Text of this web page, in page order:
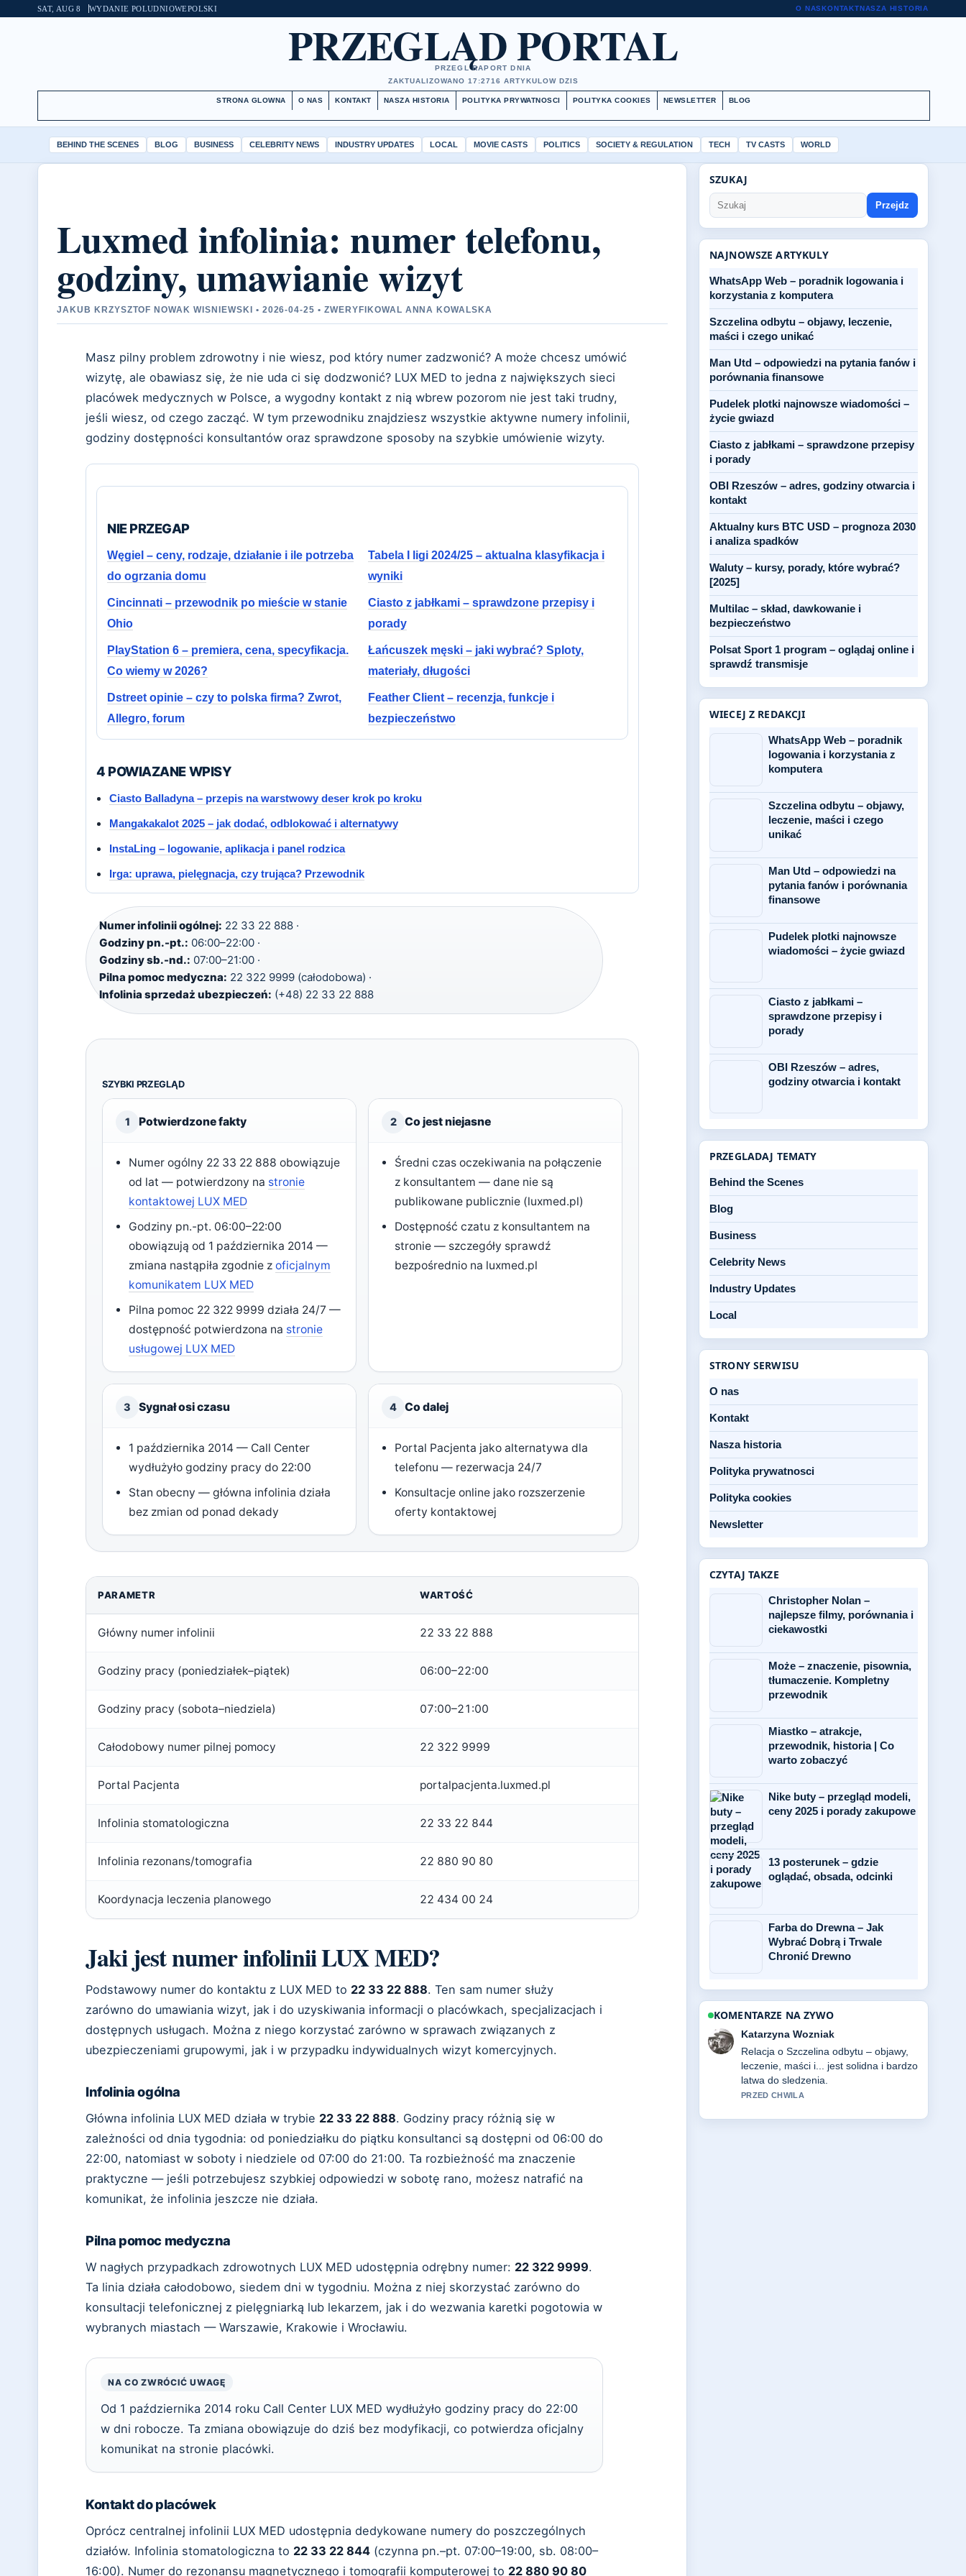
SAT, AUG 8 WYDANIE POLUDNIOWEPOLSKI O NASKONTAKTNASZA HISTORIA
PRZEGLĄD PORTAL
PRZEGL RAPORT DNIA
ZAKTUALIZOWANO 17:2716 ARTYKULOW DZIS
STRONA GLOWNA O NAS KONTAKT NASZA HISTORIA POLITYKA PRYWATNOSCI POLITYKA COOKIES NEWSLETTER BLOG
BEHIND THE SCENES BLOG BUSINESS CELEBRITY NEWS INDUSTRY UPDATES LOCAL MOVIE CASTS POLITICS SOCIETY & REGULATION TECH TV CASTS WORLD
Luxmed infolinia: numer telefonu,
godziny, umawianie wizyt
JAKUB KRZYSZTOF NOWAK WISNIEWSKI • 2026-04-25 • ZWERYFIKOWAL ANNA KOWALSKA
Masz pilny problem zdrowotny i nie wiesz, pod który numer zadzwonić? A może chcesz umówić
wizytę, ale obawiasz się, że nie uda ci się dodzwonić? LUX MED to jedna z największych sieci
placówek medycznych w Polsce, a wygodny kontakt z nią wbrew pozorom nie jest taki trudny,
jeśli wiesz, od czego zacząć. W tym przewodniku znajdziesz wszystkie aktywne numery infolinii,
godziny dostępności konsultantów oraz sprawdzone sposoby na szybkie umówienie wizyty.
NIE PRZEGAP
Węgiel – ceny, rodzaje, działanie i ile potrzeba
do ogrzania domu
Tabela I ligi 2024/25 – aktualna klasyfikacja i
wyniki
Cincinnati – przewodnik po mieście w stanie
Ohio
Ciasto z jabłkami – sprawdzone przepisy i
porady
PlayStation 6 – premiera, cena, specyfikacja.
Co wiemy w 2026?
Łańcuszek męski – jaki wybrać? Sploty,
materiały, długości
Dstreet opinie – czy to polska firma? Zwrot,
Allegro, forum
Feather Client – recenzja, funkcje i
bezpieczeństwo
4 POWIAZANE WPISY
Ciasto Balladyna – przepis na warstwowy deser krok po kroku
Mangakakalot 2025 – jak dodać, odblokować i alternatywy
InstaLing – logowanie, aplikacja i panel rodzica
Irga: uprawa, pielęgnacja, czy trująca? Przewodnik
Numer infolinii ogólnej: 22 33 22 888 ·
Godziny pn.-pt.: 06:00–22:00 ·
Godziny sb.-nd.: 07:00–21:00 ·
Pilna pomoc medyczna: 22 322 9999 (całodobowa) ·
Infolinia sprzedaż ubezpieczeń: (+48) 22 33 22 888
SZYBKI PRZEGLĄD
1 Potwierdzone fakty
Numer ogólny 22 33 22 888 obowiązuje
od lat — potwierdzony na stronie
kontaktowej LUX MED
Godziny pn.-pt. 06:00–22:00
obowiązują od 1 października 2014 —
zmiana nastąpiła zgodnie zoficjalnym
komunikatem LUX MED
Pilna pomoc 22 322 9999 działa 24/7 —
dostępność potwierdzona na stronie
usługowej LUX MED
2 Co jest niejasne
Średni czas oczekiwania na połączenie
z konsultantem — dane nie są
publikowane publicznie (luxmed.pl)
Dostępność czatu z konsultantem na
stronie — szczegóły sprawdź
bezpośrednio na luxmed.pl
3 Sygnał osi czasu
1 października 2014 — Call Center
wydłużyło godziny pracy do 22:00
Stan obecny — główna infolinia działa
bez zmian od ponad dekady
4 Co dalej
Portal Pacjenta jako alternatywa dla
telefonu — rezerwacja 24/7
Konsultacje online jako rozszerzenie
oferty kontaktowej
PARAMETR WARTOŚĆ
Główny numer infolinii 22 33 22 888
Godziny pracy (poniedziałek–piątek) 06:00–22:00
Godziny pracy (sobota–niedziela) 07:00–21:00
Całodobowy numer pilnej pomocy 22 322 9999
Portal Pacjenta portalpacjenta.luxmed.pl
Infolinia stomatologiczna 22 33 22 844
Infolinia rezonans/tomografia 22 880 90 80
Koordynacja leczenia planowego 22 434 00 24
Jaki jest numer infolinii LUX MED?
Podstawowy numer do kontaktu z LUX MED to 22 33 22 888. Ten sam numer służy
zarówno do umawiania wizyt, jak i do uzyskiwania informacji o placówkach, specjalizacjach i
dostępnych usługach. Można z niego korzystać zarówno w sprawach związanych z
ubezpieczeniami grupowymi, jak i w przypadku indywidualnych wizyt komercyjnych.
Infolinia ogólna
Główna infolinia LUX MED działa w trybie 22 33 22 888. Godziny pracy różnią się w
zależności od dnia tygodnia: od poniedziałku do piątku konsultanci są dostępni od 06:00 do
22:00, natomiast w soboty i niedziele od 07:00 do 21:00. Ta rozbieżność ma znaczenie
praktyczne — jeśli potrzebujesz szybkiej odpowiedzi w sobotę rano, możesz natrafić na
komunikat, że infolinia jeszcze nie działa.
Pilna pomoc medyczna
W nagłych przypadkach zdrowotnych LUX MED udostępnia odrębny numer: 22 322 9999.
Ta linia działa całodobowo, siedem dni w tygodniu. Można z niej skorzystać zarówno do
konsultacji telefonicznej z pielęgniarką lub lekarzem, jak i do wezwania karetki pogotowia w
wybranych miastach — Warszawie, Krakowie i Wrocławiu.
NA CO ZWRÓCIĆ UWAGĘ
Od 1 października 2014 roku Call Center LUX MED wydłużyło godziny pracy do 22:00
w dni robocze. Ta zmiana obowiązuje do dziś bez modyfikacji, co potwierdza oficjalny
komunikat na stronie placówki.
Kontakt do placówek
Oprócz centralnej infolinii LUX MED udostępnia dedykowane numery do poszczególnych
działów. Infolinia stomatologiczna to 22 33 22 844 (czynna pn.–pt. 07:00–19:00, sb. 08:00–
16:00). Numer do rezonansu magnetycznego i tomografii komputerowej to 22 880 90 80
SZUKAJ
Przejdz
NAJNOWSZE ARTYKULY
WhatsApp Web – poradnik logowania i
korzystania z komputera
Szczelina odbytu – objawy, leczenie,
maści i czego unikać
Man Utd – odpowiedzi na pytania fanów i
porównania finansowe
Pudelek plotki najnowsze wiadomości –
życie gwiazd
Ciasto z jabłkami – sprawdzone przepisy
i porady
OBI Rzeszów – adres, godziny otwarcia i
kontakt
Aktualny kurs BTC USD – prognoza 2030
i analiza spadków
Waluty – kursy, porady, które wybrać?
[2025]
Multilac – skład, dawkowanie i
bezpieczeństwo
Polsat Sport 1 program – oglądaj online i
sprawdź transmisje
WIECEJ Z REDAKCJI
WhatsApp Web – poradnik
logowania i korzystania z
komputera
Szczelina odbytu – objawy,
leczenie, maści i czego
unikać
Man Utd – odpowiedzi na
pytania fanów i porównania
finansowe
Pudelek plotki najnowsze
wiadomości – życie gwiazd
Ciasto z jabłkami –
sprawdzone przepisy i
porady
OBI Rzeszów – adres,
godziny otwarcia i kontakt
PRZEGLADAJ TEMATY
Behind the Scenes
Blog
Business
Celebrity News
Industry Updates
Local
STRONY SERWISU
O nas
Kontakt
Nasza historia
Polityka prywatnosci
Polityka cookies
Newsletter
CZYTAJ TAKZE
Christopher Nolan –
najlepsze filmy, porównania i
ciekawostki
Może – znaczenie, pisownia,
tłumaczenie. Kompletny
przewodnik
Miastko – atrakcje,
przewodnik, historia | Co
warto zobaczyć
Nike buty – przegląd modeli,
ceny 2025 i porady zakupowe
13 posterunek – gdzie
oglądać, obsada, odcinki
Farba do Drewna – Jak
Wybrać Dobrą i Trwale
Chronić Drewno
KOMENTARZE NA ZYWO
Michal Kaminski
Bardzo dobra weryfikacja wokol Man
Utd – odpowiedzi na pytania fanów....
Wiecej redakcji powinno pisac w ten
sposob.